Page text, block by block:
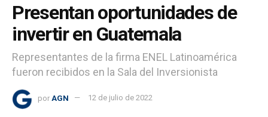
Presentan oportunidades de
invertir en Guatemala
Representantes de la firma ENEL Latinoamérica
fueron recibidos en la Sala del Inversionista
por AGN 12 de julio de 2022